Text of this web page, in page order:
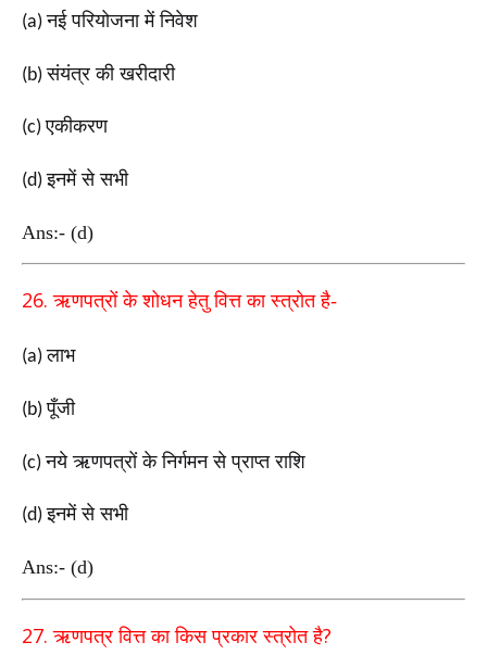
(a)नई परियोजना में निवेश
(b)संयंत्र की खरीदारी
(c)एकीकरण
(d)इनमें से सभी
Ans:- (d)
26.ऋणपत्रों के शोधन हेतु वित्त का स्त्रोत है-
(a)लाभ
(b)पूँजी
(c)नये ऋणपत्रों के निर्गमन से प्राप्त राशि
(d)इनमें से सभी
Ans:- (d)
27.ऋणपत्र वित्त का किस प्रकार स्त्रोत है?